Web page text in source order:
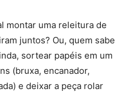
montar uma releitura de
juntos? Ou, quem sabe
sortear papéis em um
(bruxa, encanador,
e deixar a peça rolar